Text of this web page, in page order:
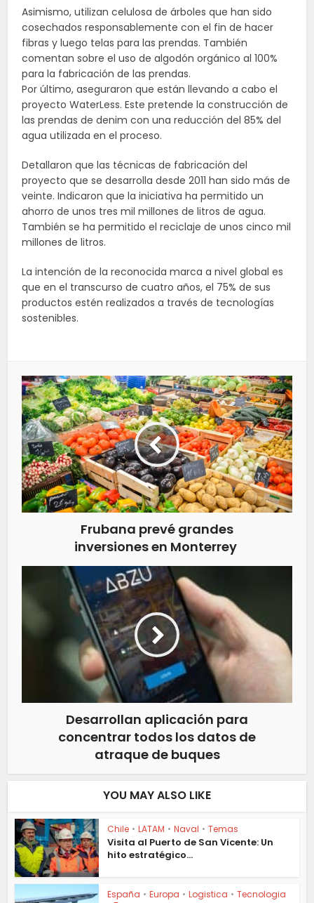
Asimismo, utilizan celulosa de árboles que han sido
cosechados responsablemente con el fin de hacer
fibras y luego telas para las prendas. También
comentan sobre el uso de algodón orgánico al 100%
para la fabricación de las prendas.
Por último, aseguraron que están llevando a cabo el
proyecto WaterLess. Este pretende la construcción de
las prendas de denim con una reducción del 85% del
agua utilizada en el proceso.
Detallaron que las técnicas de fabricación del
proyecto que se desarrolla desde 2011 han sido más de
veinte. Indicaron que la iniciativa ha permitido un
ahorro de unos tres mil millones de litros de agua.
También se ha permitido el reciclaje de unos cinco mil
millones de litros.
La intención de la reconocida marca a nivel global es
que en el transcurso de cuatro años, el 75% de sus
productos estén realizados a través de tecnologías
sostenibles.
Frubana prevé grandes
inversiones en Monterrey
Desarrollan aplicación para
concentrar todos los datos de
atraque de buques
YOU MAY ALSO LIKE
Chile • LATAM • Naval • Temas
Visita al Puerto de San Vicente: Un
hito estratégico...
España • Europa • Logistica • Tecnologia